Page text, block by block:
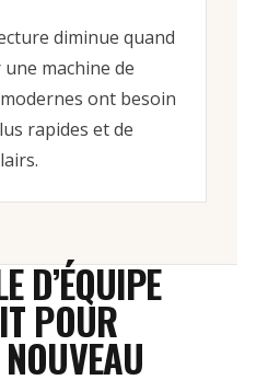
diminue quand
machine de
ont besoin
rapides et de
D’ÉQUIPE
POUR